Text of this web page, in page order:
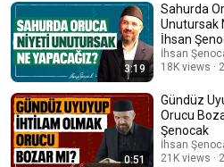
3:19
Sahurda
Unutursak
İhsan
İhsan
18K views
0:51
Gündüz
Orucu
Şenocak
İhsan
21K views